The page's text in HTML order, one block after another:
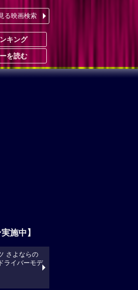
る映画検索
キング
を読む
施中】
さよならの
ライバーモデ